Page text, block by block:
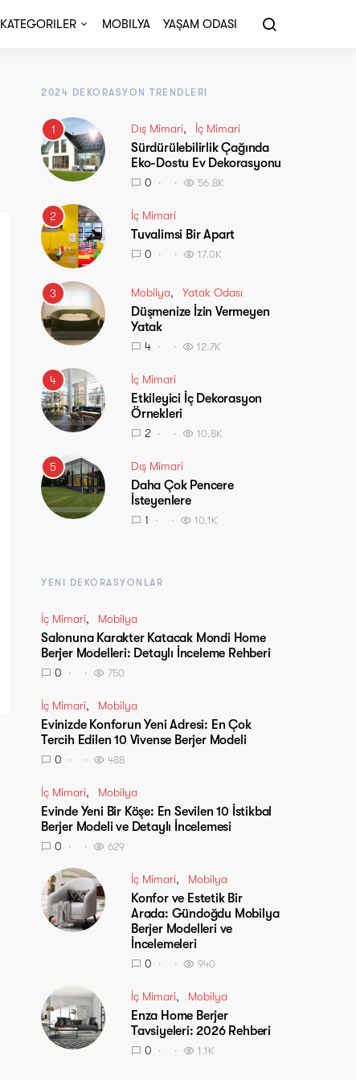
KATEGORILER MOBILYA YAŞAM ODASI
2024 DEKORASYON TRENDLERI
1 Dış Mimari İç Mimari
Sürdürülebilirlik Çağında
Eko-Dostu Ev Dekorasyonu
0 56.8K
2 İç Mimari
Tuvalimsi Bir Apart
0 17.0K
3 Mobilya Yatak Odası
Düşmenize İzin Vermeyen
Yatak
4 12.7K
4 İç Mimari
Etkileyici İç Dekorasyon
Örnekleri
2 10.8K
5 Dış Mimari
Daha Çok Pencere
İsteyenlere
1 10.1K
YENI DEKORASYONLAR
İç Mimari Mobilya
Salonuna Karakter Katacak Mondi Home
Berjer Modelleri: Detaylı İnceleme Rehberi
0 750
İç Mimari Mobilya
Evinizde Konforun Yeni Adresi: En Çok
Tercih Edilen 10 Vivense Berjer Modeli
0 488
İç Mimari Mobilya
Evinde Yeni Bir Köşe: En Sevilen 10 İstikbal
Berjer Modeli ve Detaylı İncelemesi
0 629
İç Mimari Mobilya
Konfor ve Estetik Bir
Arada: Gündoğdu Mobilya
Berjer Modelleri ve
İncelemeleri
0 940
İç Mimari Mobilya
Enza Home Berjer
Tavsiyeleri: 2026 Rehberi
0 1.1K